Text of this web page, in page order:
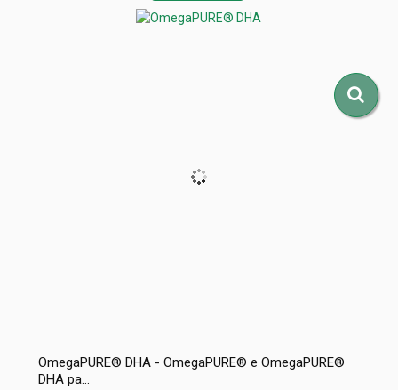
OmegaPURE® DHA - OmegaPURE® e OmegaPURE®
DHA pa...